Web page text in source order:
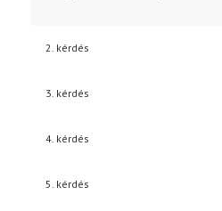
2. kérdés
3. kérdés
4. kérdés
5. kérdés